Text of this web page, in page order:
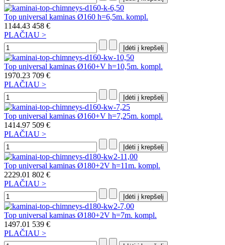
Top universal kaminas Ø160 h=6,5m. kompl.
1144.43 458 €
PLAČIAU >
Top universal kaminas Ø160+V h=10,5m. kompl.
1970.23 709 €
PLAČIAU >
Top universal kaminas Ø160+V h=7,25m. kompl.
1414.97 509 €
PLAČIAU >
Top universal kaminas Ø180+2V h=11m. kompl.
2229.01 802 €
PLAČIAU >
Top universal kaminas Ø180+2V h=7m. kompl.
1497.01 539 €
PLAČIAU >